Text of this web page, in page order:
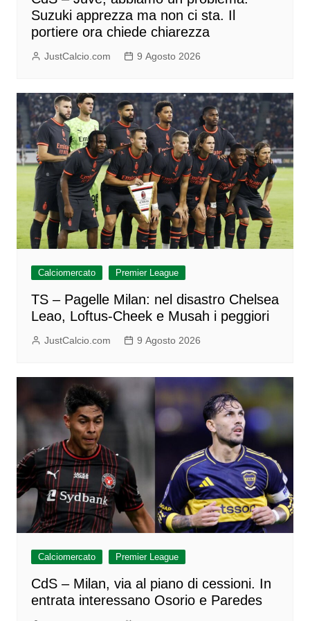
Suzuki apprezza ma non ci sta. Il
portiere ora chiede chiarezza
JustCalcio.com 9 Agosto 2026
Calciomercato Premier League
TS – Pagelle Milan: nel disastro Chelsea
Leao, Loftus-Cheek e Musah i peggiori
JustCalcio.com 9 Agosto 2026
Calciomercato Premier League
CdS – Milan, via al piano di cessioni. In
entrata interessano Osorio e Paredes